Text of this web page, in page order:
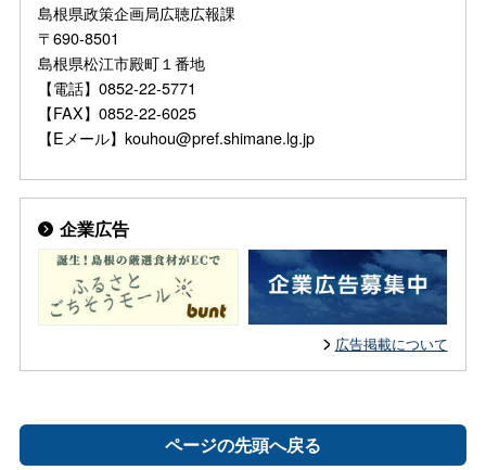
島根県政策企画局広聴広報課
〒690-8501
島根県松江市殿町１番地
【電話】0852-22-5771
【FAX】0852-22-6025
【Eメール】kouhou@pref.shimane.lg.jp
企業広告
広告掲載について
ページの先頭へ戻る